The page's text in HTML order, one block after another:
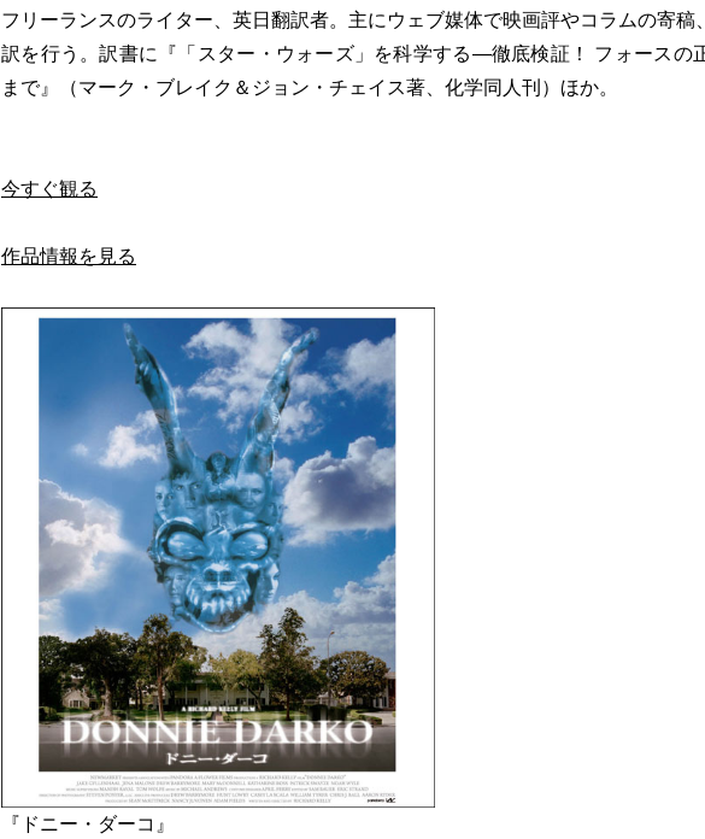
フリーランスのライター、英日翻訳者。主にウェブ媒体で映画評やコラムの寄稿
訳を行う。訳書に『「スター・ウォーズ」を科学する―徹底検証！ フォースの
まで』（マーク・ブレイク＆ジョン・チェイス著、化学同人刊）ほか。
今すぐ観る
作品情報を見る
『ドニー・ダーコ』